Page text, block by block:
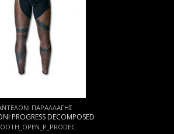
ΠΑΡΑΛΛΑΓΗΣ
PROGRESS DECOMPOSED